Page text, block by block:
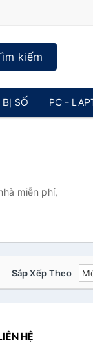
kiếm
BỊ SỐ PC -
miễn phí,
Sắp Xếp Theo
HỆ